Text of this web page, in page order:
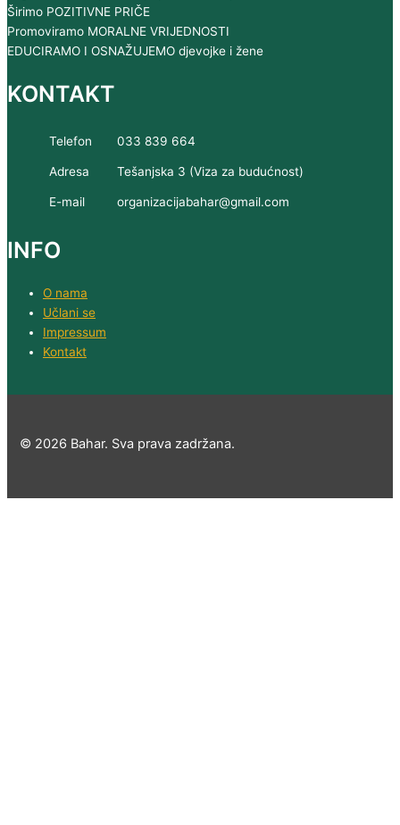
Širimo POZITIVNE PRIČE
Promoviramo MORALNE VRIJEDNOSTI
EDUCIRAMO I OSNAŽUJEMO djevojke i žene
KONTAKT
Telefon 033 839 664
Adresa Tešanjska 3 (Viza za budućnost)
E-mail organizacijabahar@gmail.com
INFO
O nama
Učlani se
Impressum
Kontakt
© 2026 Bahar. Sva prava zadržana.